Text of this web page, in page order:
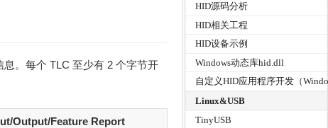
。每个 TLC 至少有 2 个字节开
Output/Feature Report
HID源码分析
HID相关工程
HID设备示例
Windows动态库hid.dll
自定义HID应用程序开发（
Linux&USB
TinyUSB